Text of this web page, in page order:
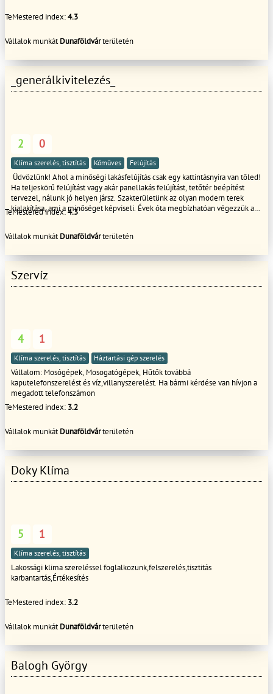
fenntartva! **A szolgáltatáshoz kapcsolódó árajánlat készítés esetenként,
munkadíjából jóváírásra kerül!
TeMestered index:4.3
Vállalok munkátDunaföldvárterületén
_generálkivitelezés_
2 0
Klíma szerelés, tisztítás Kőműves Felújítás
Üdvözlünk! Ahol a minőségi lakásfelújítás csak egy kattintásnyira van tőled!
Ha teljeskörű felújítást vagy akár panellakás felújítást, tetőtér beépítést
tervezel, nálunk jó helyen jársz. Szakterületünk az olyan modern terek
kialakítása, ami a minőséget képviseli. Évek óta megbízhatóan végezzük a
nemcsak profi munkát, de megbízható szakembereket is kapsz, akik
nyújtson. Legyen szó tetőfelújításról, burkolásról, festèsről bontàsról vagy
akár vízvezeték szerelésről, mi minden részletet kézben tartunk. Ha ránk
bízod a lakásod biztos lehetsz benne, hogy a felújításod a tervek szerint,
TeMestered index:4.3
Vállalok munkátDunaföldvárterületén
Szervíz
4 1
Klíma szerelés, tisztítás Háztartási gép szerelés
Vállalom: Mosógépek, Mosogatógépek, Hűtők továbbá
kaputelefonszerelést és víz,villanyszerelést. Ha bármi kérdése van hívjon a
megadott telefonszámon
TeMestered index: 3.2
Vállalok munkátDunaföldvárterületén
Doky Klíma
5 1
Klíma szerelés, tisztítás
Lakossági klima szereléssel foglalkozunk,felszerelés,tisztitás
karbantartás,Értékesítés
TeMestered index: 3.2
Vállalok munkátDunaföldvárterületén
Balogh György